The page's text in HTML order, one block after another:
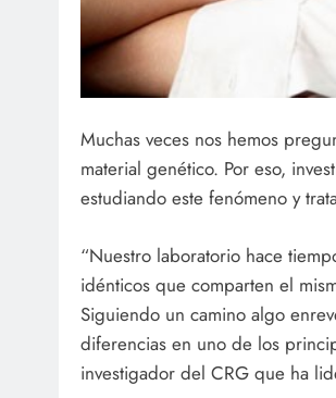
Muchas veces nos hemos
material genético. Por eso,
estudiando este fenómeno y
“Nuestro laboratorio hace
idénticos que comparten el
Siguiendo un camino algo
diferencias en uno de los
investigador del CRG que ha